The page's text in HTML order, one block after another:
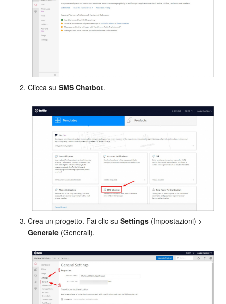
Clicca su SMS Chatbot.
Crea un progetto. Fai clic su Settings (Impostazioni) >
Generale (Generali).